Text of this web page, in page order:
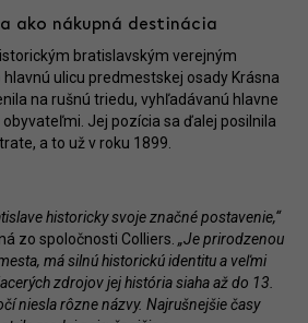
ako nákupná destinácia
bratislavským verejným
ulicu predmestskej osady Krásna
na rušnú triedu, vyhľadávanú hlavne
Jej pozícia sa ďalej posilnila
a to už v roku 1899.
historicky svoje značné postavenie,“
zo spoločnosti Colliers. „Je prirodzenou
má silnú historickú identitu a veľmi
zdrojov jej história siaha až do 13.
niesla rôzne názvy. Najrušnejšie časy